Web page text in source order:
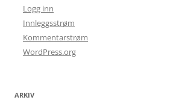
Logg inn
Innleggsstrøm
Kommentarstrøm
WordPress.org
ARKIV